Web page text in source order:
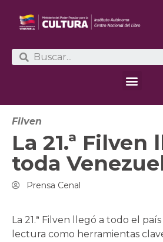
Filven
La 21.ª Filven
toda
Prensa Cenal
La 21.ª Filven llegó a todo el
lectura como herramientas